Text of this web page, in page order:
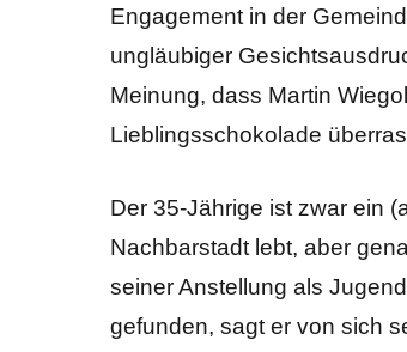
Engagement in der
ungläubiger
Meinung, dass Martin
Lieblingsschokolade
Der 35-Jährige ist zwar ein
Nachbarstadt lebt, aber
seiner Anstellung als
gefunden, sagt er von sich